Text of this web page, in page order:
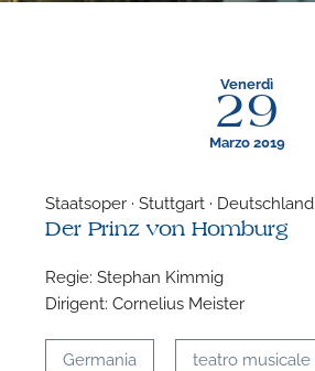
Venerdì
29
Marzo 2019
Staatsoper · Stuttgart · Deutschland
Der Prinz von Homburg
Regie: Stephan Kimmig
Dirigent: Cornelius Meister
Germania teatro musicale